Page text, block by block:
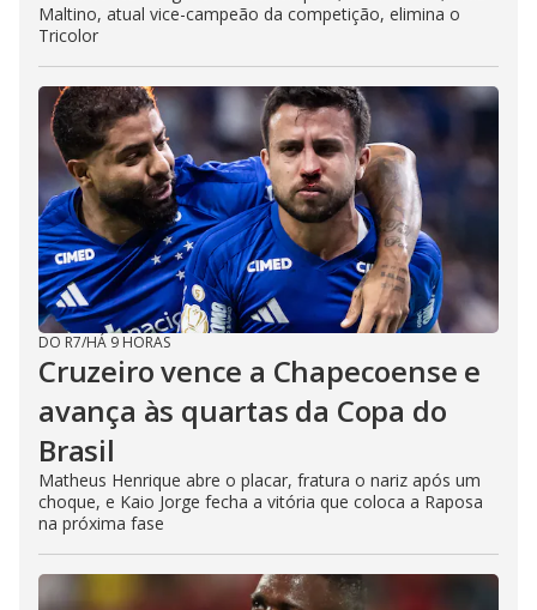
Maltino, atual vice-campeão da competição, elimina o
Tricolor
DO R7/HÁ 9 HORAS
Cruzeiro vence a Chapecoense e
avança às quartas da Copa do
Brasil
Matheus Henrique abre o placar, fratura o nariz após um
choque, e Kaio Jorge fecha a vitória que coloca a Raposa
na próxima fase